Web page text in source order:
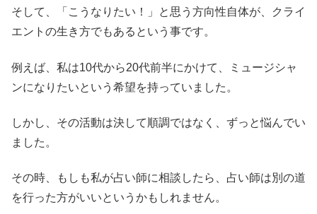
そして、「こうなりたい！」と思う方向性自体が、クライ
エントの生き方でもあるという事です。
例えば、私は10代から20代前半にかけて、ミュージシャ
ンになりたいという希望を持っていました。
しかし、その活動は決して順調ではなく、ずっと悩んでい
ました。
その時、もしも私が占い師に相談したら、占い師は別の道
を行った方がいいというかもしれません。